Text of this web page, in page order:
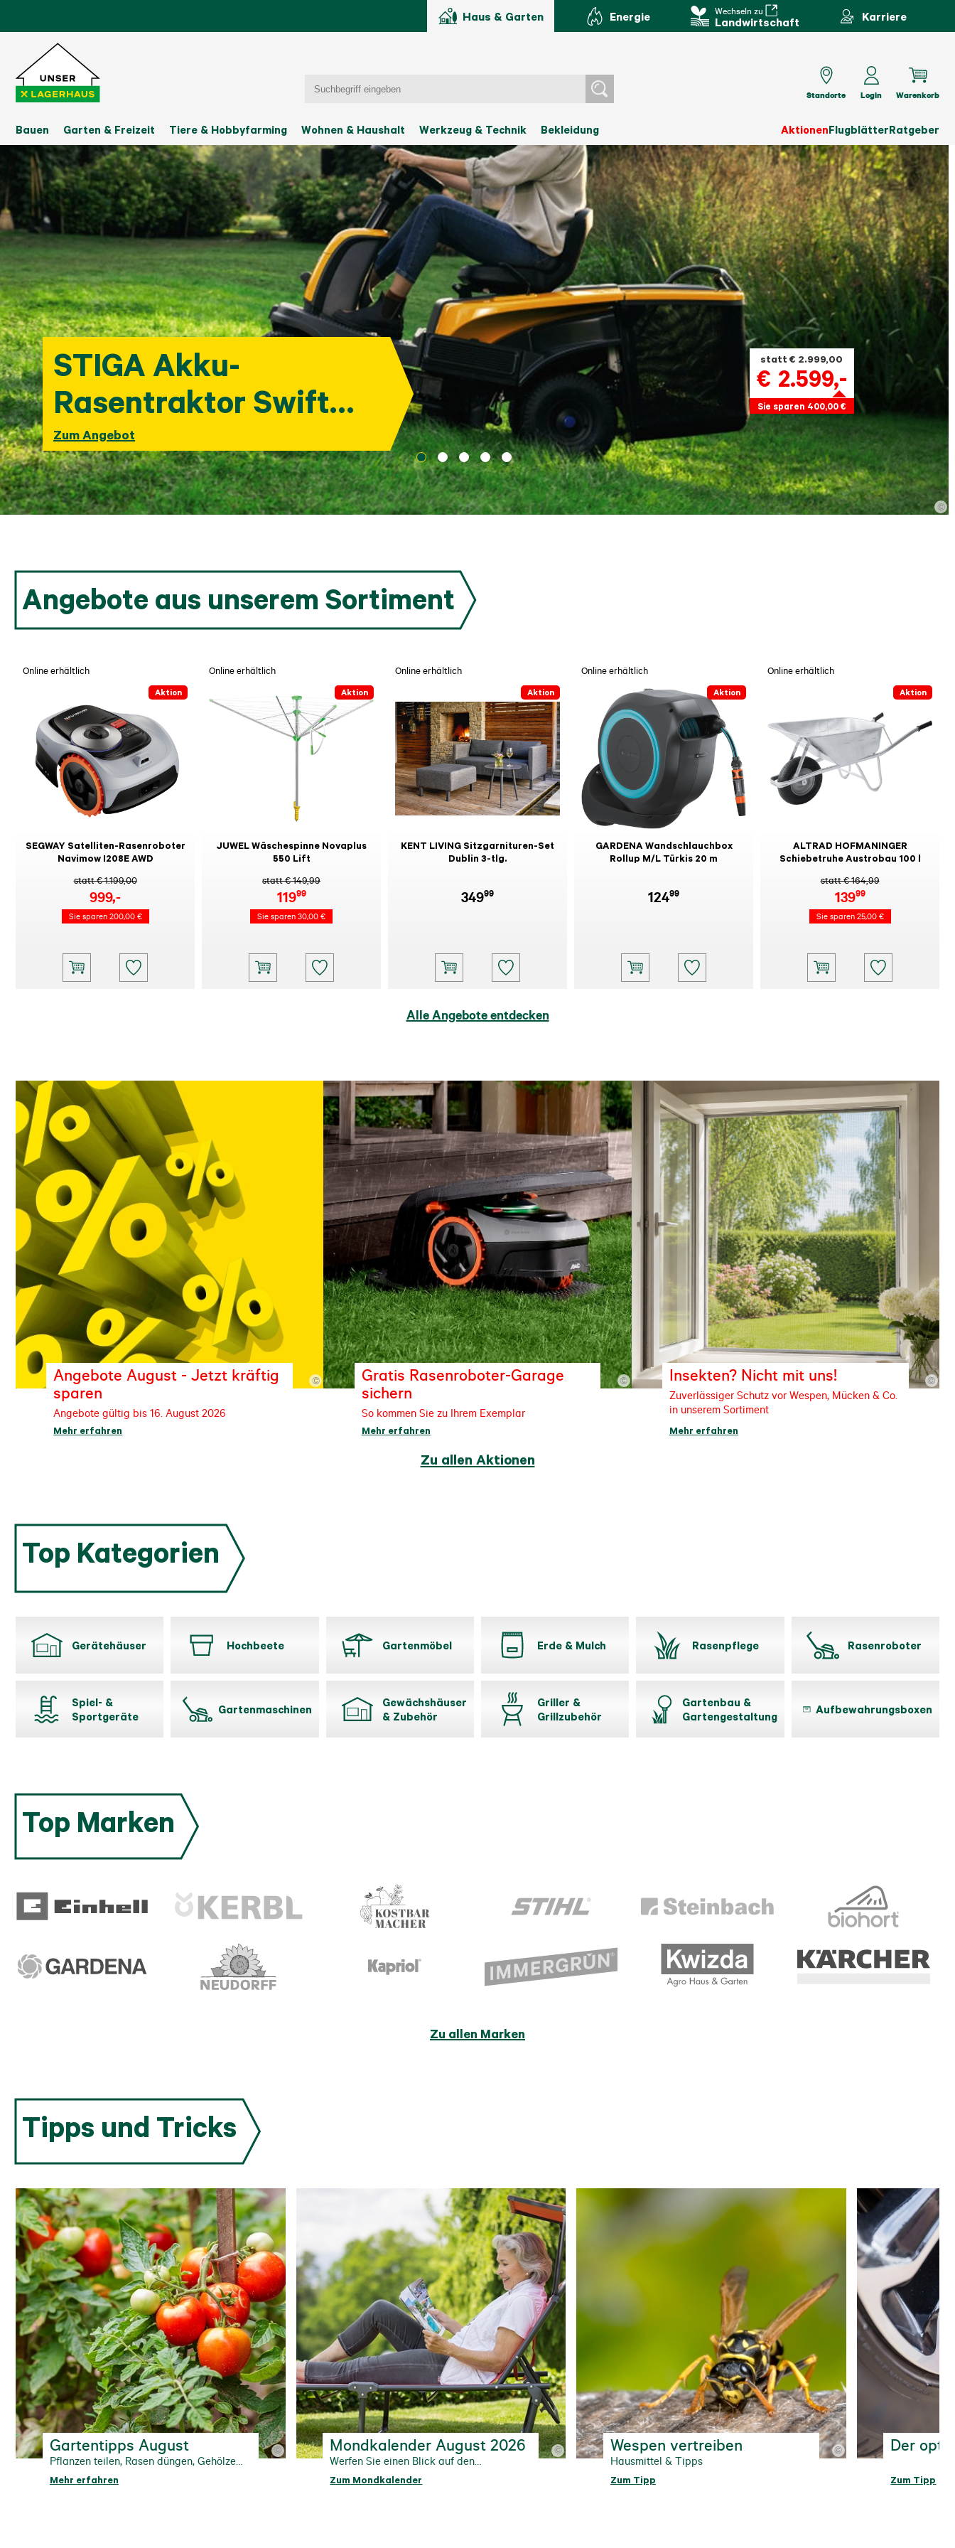
Haus & Garten Energie Wechseln zu
Landwirtschaft Karriere
Bauen Garten & Freizeit Tiere & Hobbyfarming Wohnen & Haushalt Werkzeug & Technik Bekleidung AktionenFlugblätterRatgeber
Standorte Login Warenkorb
©
STIGA Akku-
Rasentraktor Swift
372E
Zum Angebot
statt € 2.999,00
€ 2.599,-
Sie sparen 400,00 €
Angebote aus unserem Sortiment
Online erhältlich
Aktion
SEGWAY Satelliten-Rasenroboter
Navimow I208E AWD
statt € 1.199,00
Sie sparen 200,00 €
999,-
Online erhältlich
Aktion
JUWEL Wäschespinne Novaplus
550 Lift
statt € 149,99
Sie sparen 30,00 €
11999
Online erhältlich
Aktion
KENT LIVING Sitzgarnituren-Set
Dublin 3-tlg.
34999
Online erhältlich
Aktion
GARDENA Wandschlauchbox
Rollup M/L Türkis 20 m
12499
Online erhältlich
Aktion
ALTRAD HOFMANINGER
Schiebetruhe Austrobau 100 l
statt € 164,99
Sie sparen 25,00 €
13999
Alle Angebote entdecken
©
Angebote August - Jetzt kräftig
sparen
Angebote gültig bis 16. August 2026
Mehr erfahren
©
Gratis Rasenroboter-Garage
sichern
So kommen Sie zu Ihrem Exemplar
Mehr erfahren
©
Insekten? Nicht mit uns!
Zuverlässiger Schutz vor Wespen, Mücken & Co.
in unserem Sortiment
Mehr erfahren
Zu allen Aktionen
Top Kategorien
Gerätehäuser Hochbeete Gartenmöbel Erde & Mulch Rasenpflege Rasenroboter
Spiel- &
Sportgeräte
Gartenmaschinen
Gewächshäuser
& Zubehör
Griller &
Grillzubehör
Gartenbau &
Gartengestaltung
Aufbewahrungsboxen
Top Marken
Zu allen Marken
Tipps und Tricks
©
Gartentipps August
Pflanzen teilen, Rasen düngen, Gehölze
zurückschneiden.
Mehr erfahren
©
Mondkalender August 2026
Werfen Sie einen Blick auf den
Mondkalender
Zum Mondkalender
©
Wespen vertreiben
Hausmittel & Tipps
Zum Tipp
Der
Zum Tipp